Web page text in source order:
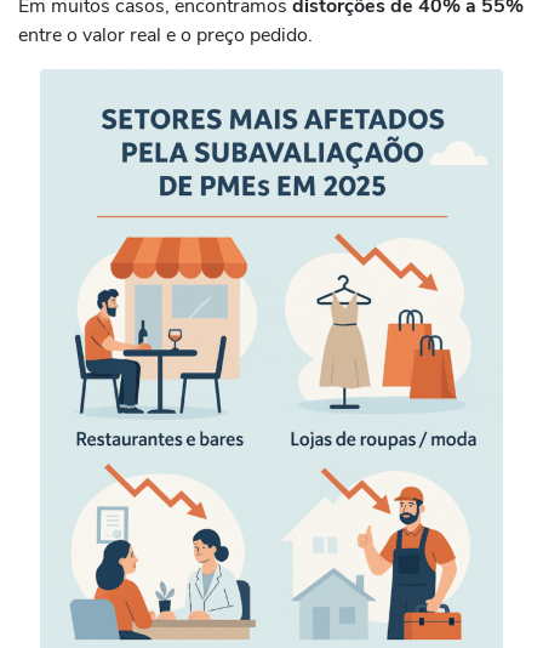
Em muitos casos, encontramos distorções de 40% a 55%
entre o valor real e o preço pedido.